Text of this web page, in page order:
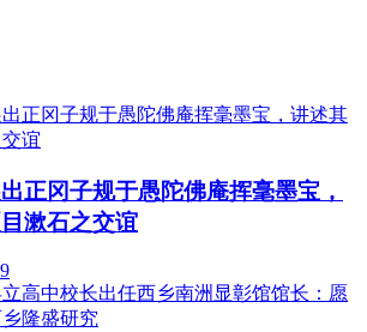
正冈子规于愚陀佛庵挥毫墨宝，
漱石之交谊